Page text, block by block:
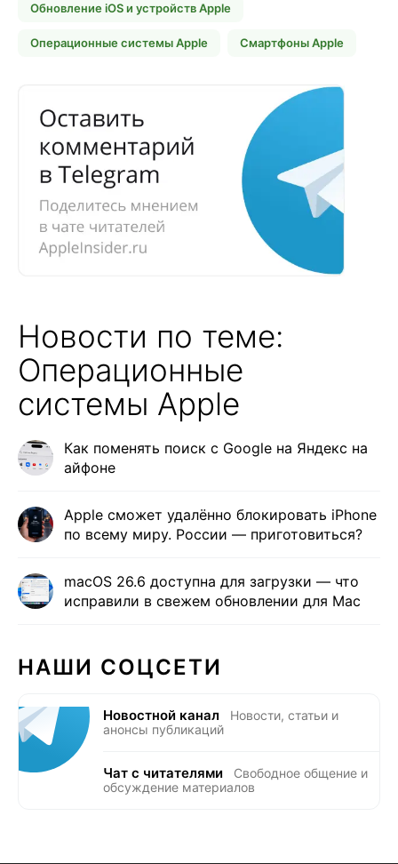
Обновление iOS и устройств Apple
Операционные системы Apple Смартфоны Apple
Новости по теме:
Операционные
системы Apple
Как поменять поиск с Google на Яндекс на
айфоне
Apple сможет удалённо блокировать iPhone
по всему миру. России — приготовиться?
macOS 26.6 доступна для загрузки — что
исправили в свежем обновлении для Mac
НАШИ СОЦСЕТИ
Новостной канал
Новости, статьи и
анонсы публикаций
Чат с читателями
Свободное общение и
обсуждение материалов